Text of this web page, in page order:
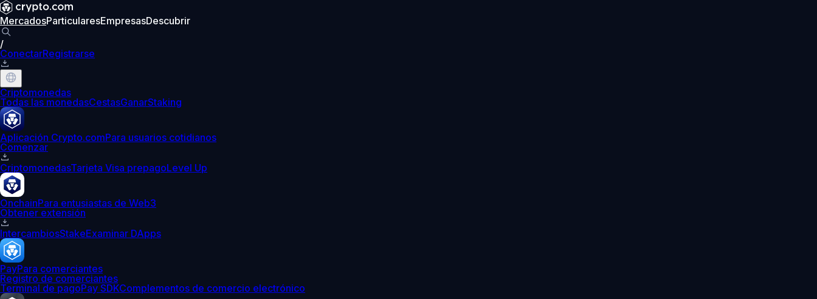
MercadosParticularesEmpresasDescubrir
/
ConectarRegistrarse
Criptomonedas
Todas las monedasCestasGanarStaking
Aplicación Crypto.comPara usuarios cotidianos
Comenzar
CriptomonedasTarjeta Visa prepagoLevel Up
OnchainPara entusiastas de Web3
Obtener extensión
IntercambiosStakeExaminar DApps
PayPara comerciantes
Registro de comerciantes
Terminal de pagoPay SDKComplementos de comercio electrónico